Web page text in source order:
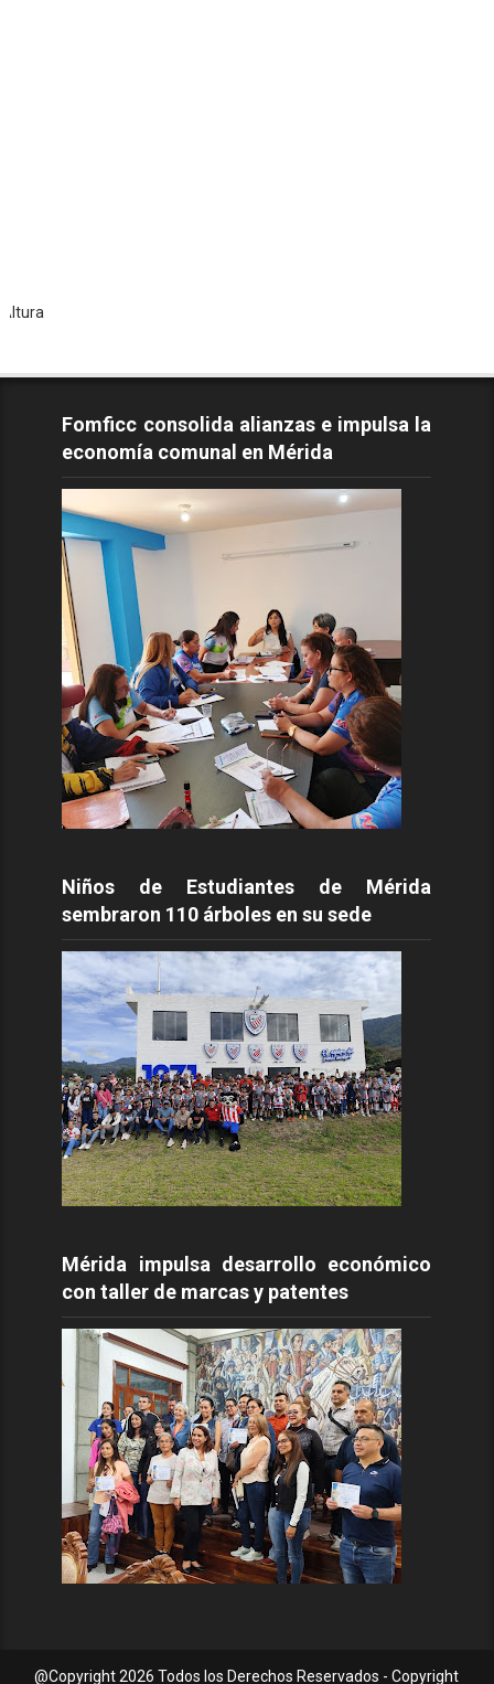
Fomficc consolida alianzas e impulsa la
economía comunal en Mérida
Niños de Estudiantes de Mérida
sembraron 110 árboles en su sede
Mérida impulsa desarrollo económico
con taller de marcas y patentes
@Copyright2026 Todos los Derechos Reservados - Copyright